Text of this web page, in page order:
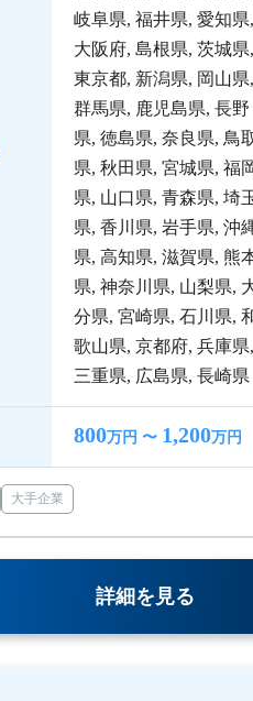
岐阜県, 福井県, 愛知県,
大阪府, 島根県, 茨城県,
東京都, 新潟県, 岡山県,
群馬県, 鹿児島県, 長野
県, 徳島県, 奈良県, 鳥
県, 秋田県, 宮城県, 福
県, 山口県, 青森県, 埼
県, 香川県, 岩手県, 沖
県, 高知県, 滋賀県, 熊
県, 神奈川県, 山梨県,
分県, 宮崎県, 石川県,
歌山県, 京都府, 兵庫県,
三重県, 広島県, 長崎県
800万円 〜 1,200万円
大手企業
詳細を見る